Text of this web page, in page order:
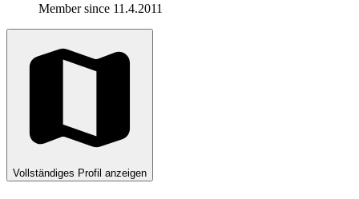
Member since 11.4.2011
Vollständiges Profil anzeigen